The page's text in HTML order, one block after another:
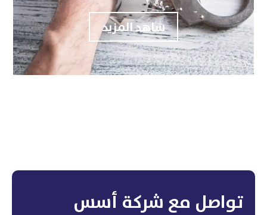
شاهد المزيد
تواصل مع شركة أسس